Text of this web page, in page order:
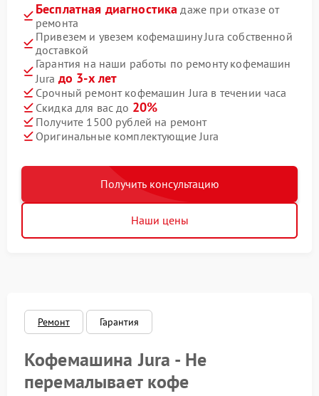
Бесплатная диагностика даже при отказе от
ремонта
Привезем и увезем кофемашину Jura собственной
доставкой
Гарантия на наши работы по ремонту кофемашин
Jura до 3-х лет
Срочный ремонт кофемашин Jura в течении часа
Скидка для вас до 20%
Получите 1500 рублей на ремонт
Оригинальные комплектующие Jura
Получить консультацию
Наши цены
Ремонт Гарантия
Кофемашина Jura - Не
перемалывает кофе